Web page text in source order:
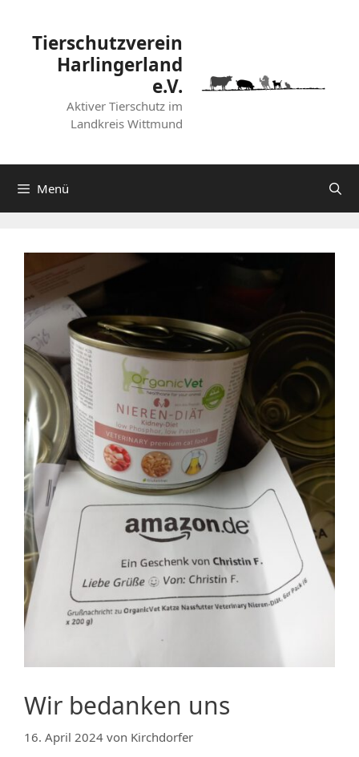
springenTierschutzverein
Harlingerland
e.V.
Aktiver Tierschutz im
Landkreis Wittmund
Menü
Wir bedanken uns
16. April 2024 von Kirchdorfer